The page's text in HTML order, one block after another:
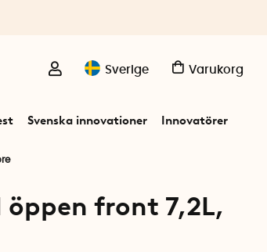
Sverige Varukorg
Svenska innovationer Innovatörer
öppen front 7,2L,